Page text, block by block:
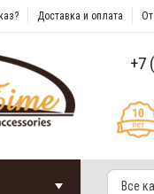
Доставка и оплата
+7
Все